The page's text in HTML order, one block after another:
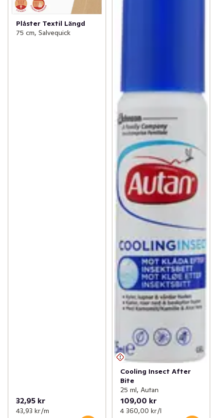
Plåster Textil Längd
75 cm, Salvequick
32,95 kr
43,93 kr /m
Cooling Insect After
Bite
25 ml, Autan
109,00 kr
4 360,00 kr /l